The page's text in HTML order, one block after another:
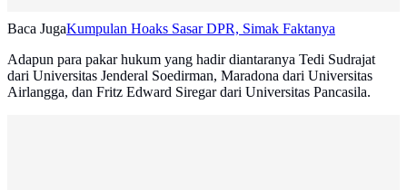
Baca JugaKumpulan Hoaks Sasar DPR, Simak Faktanya
Adapun para pakar hukum yang hadir diantaranya Tedi Sudrajat
dari Universitas Jenderal Soedirman, Maradona dari Universitas
Airlangga, dan Fritz Edward Siregar dari Universitas Pancasila.